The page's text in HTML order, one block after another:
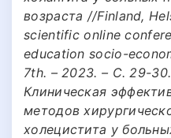
возраста //Finland,
scientific online
education socio-
7th. – 2023. – С. 29-
Клиническая
методов
холецистита у